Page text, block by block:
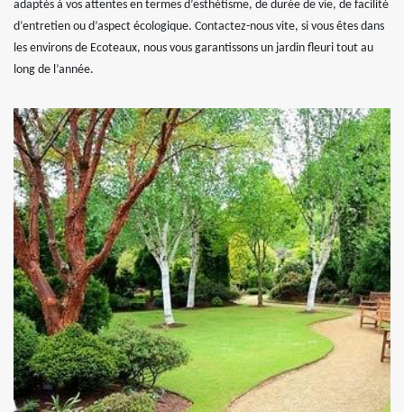
adaptés à vos attentes en termes d’esthétisme, de durée de vie, de facilité
d’entretien ou d’aspect écologique. Contactez-nous vite, si vous êtes dans
les environs de Ecoteaux, nous vous garantissons un jardin fleuri tout au
long de l’année.